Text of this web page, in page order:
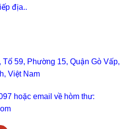
địa..
59, Phường 15, Quận Gò Vấp,
Việt Nam
hoặc email về hòm thư: